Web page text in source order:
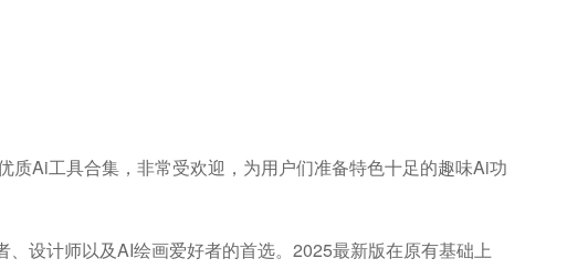
ai工具合集，非常受欢迎，为用户们准备特色十足的趣味ai功
设计师以及AI绘画爱好者的首选。2025最新版在原有基础上